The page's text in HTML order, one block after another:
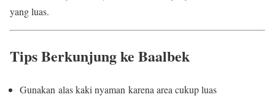
yang luas.
Tips Berkunjung ke Baalbek
Gunakan alas kaki nyaman karena area cukup luas